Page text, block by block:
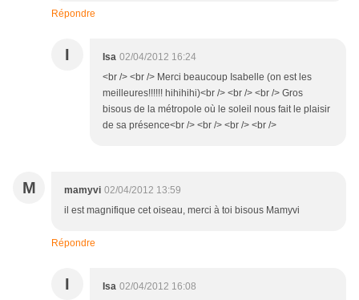
Répondre
I Isa 02/04/2012 16:24
<br /> <br /> Merci beaucoup Isabelle (on est les
meilleures!!!!!! hihihihi)<br /> <br /> <br /> Gros
bisous de la métropole où le soleil nous fait le plaisir
de sa présence<br /> <br /> <br /> <br />
M mamyvi 02/04/2012 13:59
il est magnifique cet oiseau, merci à toi bisous Mamyvi
Répondre
I Isa 02/04/2012 16:08